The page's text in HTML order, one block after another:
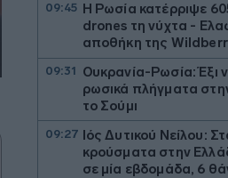
09:45 H Ρωσία κατέρριψε
drones τη νύχτα -
αποθήκη της
09:31 Ουκρανία-Ρωσία: Έξι
ρωσικά πλήγματα
το Σούμι
09:27 Ιός Δυτικού Νείλου:
κρούσματα στην
σε μία εβδομάδα, 6